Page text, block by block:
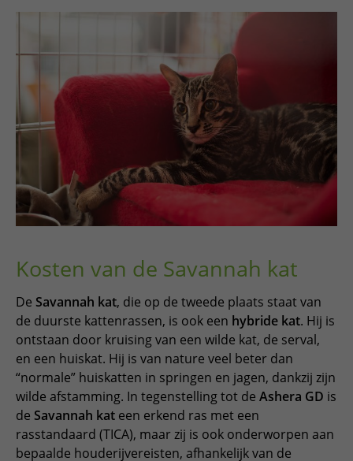
Kosten van de Savannah kat
De Savannah kat, die op de tweede plaats staat van
de duurste kattenrassen, is ook een hybride kat. Hij is
ontstaan door kruising van een wilde kat, de serval,
en een huiskat. Hij is van nature veel beter dan
“normale” huiskatten in springen en jagen, dankzij zijn
wilde afstamming. In tegenstelling tot de Ashera GD is
de Savannah kat een erkend ras met een
rasstandaard (TICA), maar zij is ook onderworpen aan
bepaalde houderijvereisten, afhankelijk van de